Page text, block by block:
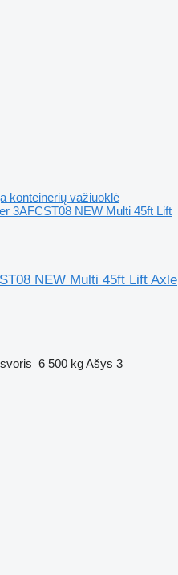
konteinerių važiuoklė
3AFCST08 NEW Multi 45ft Lift
NEW Multi 45ft Lift Axle
6 500 kgAšys 3